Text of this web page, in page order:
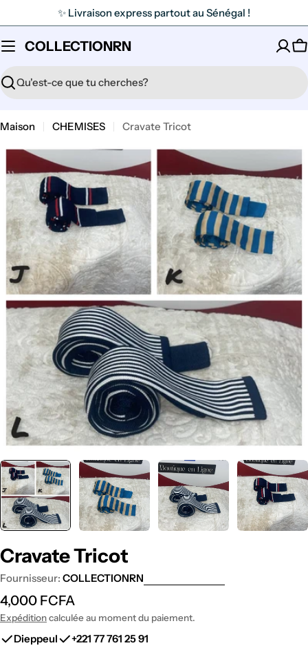
au
contenu
✨ Livraison express partout au Sénégal !
COLLECTIONRN
Recherche
Maison CHEMISES Cravate Tricot
le média 0 en mode modal
Cravate Tricot
Fournisseur: COLLECTIONRN
Prix
régulier
4,000 FCFA
Expéditioncalculée au moment du paiement.
Dieppeul +221 77 761 25 91